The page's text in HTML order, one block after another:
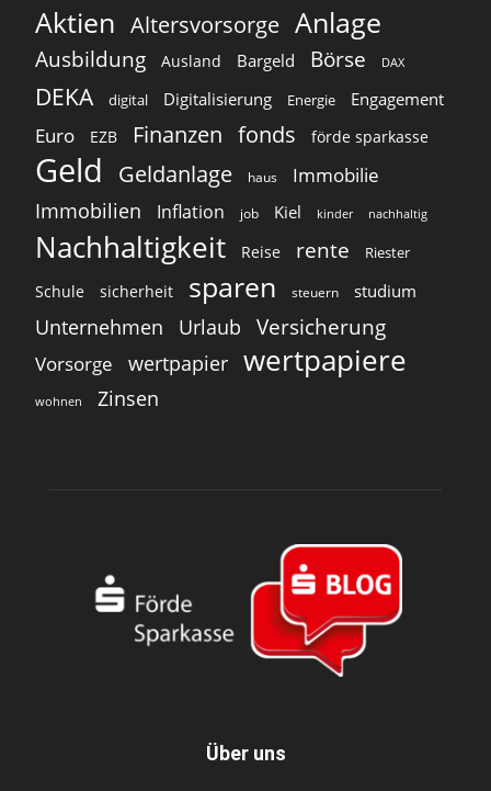
Aktien Altersvorsorge Anlage
Ausbildung Ausland Bargeld Börse DAX
DEKA digital Digitalisierung Energie Engagement
Euro EZB Finanzen fonds förde sparkasse
Geld Geldanlage haus Immobilie
Immobilien Inflation job Kiel kinder nachhaltig
Nachhaltigkeit Reise rente Riester
Schule sicherheit sparen steuern studium
Unternehmen Urlaub Versicherung
Vorsorge wertpapier wertpapiere
wohnen Zinsen
Über uns